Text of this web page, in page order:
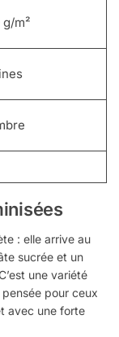
m²
: elle arrive au
sucrée et un
une variété
pour ceux
avec une forte